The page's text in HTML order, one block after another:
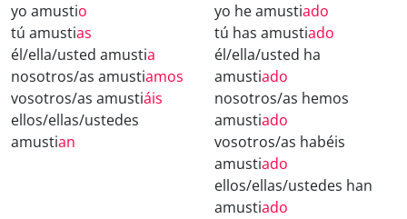
yo amustio
tú amustias
él/ella/usted amustia
nosotros/as amustiamos
vosotros/as amustiáis
ellos/ellas/ustedes
amustian
yo he amustiado
tú has amustiado
él/ella/usted ha
amustiado
nosotros/as hemos
amustiado
vosotros/as habéis
amustiado
ellos/ellas/ustedes han
amustiado